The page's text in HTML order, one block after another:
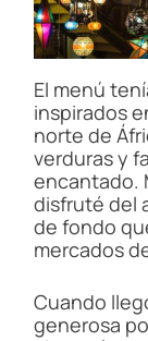
El menú
inspirados
norte de
verduras y
encantado.
disfruté del
de fondo
mercados
Cuando
generosa